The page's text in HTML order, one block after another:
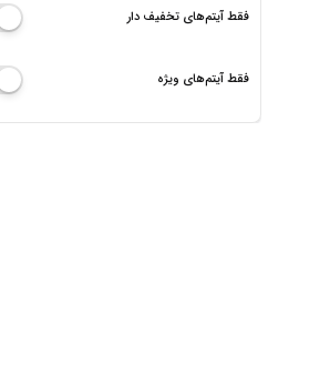
فقط آیتم‌های تخفیف دار
فقط آیتم‌های ویژه